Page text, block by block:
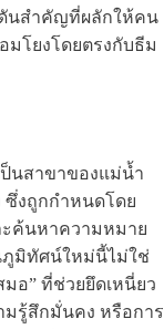
ดันสำคัญที่ผลักให้คน
มโยงโดยตรงกับธีม
นสาขาของแม่น้ำ
ซึ่งถูกกำหนดโดย
ค้นหาความหมาย
ภูมิทัศน์ใหม่นี้ไม่ใช่
อ” ที่ช่วยยึดเหนี่ยว
มรู้สึกมั่นคง หรือการ